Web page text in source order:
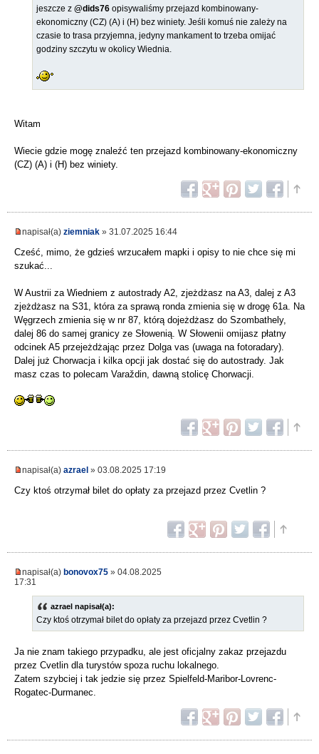
jeszcze z @dids76 opisywaliśmy przejazd kombinowany-
ekonomiczny (CZ) (A) i (H) bez winiety. Jeśli komuś nie zależy na
czasie to trasa przyjemna, jedyny mankament to trzeba omijać
godziny szczytu w okolicy Wiednia.
Witam
Wiecie gdzie mogę znaleźć ten przejazd kombinowany-ekonomiczny
(CZ) (A) i (H) bez winiety.
napisał(a) ziemniak » 31.07.2025 16:44
Cześć, mimo, że gdzieś wrzucałem mapki i opisy to nie chce się mi
szukać...
W Austrii za Wiedniem z autostrady A2, zjeżdżasz na A3, dalej z A3
zjeżdżasz na S31, która za sprawą ronda zmienia się w drogę 61a. Na
Węgrzech zmienia się w nr 87, którą dojeżdżasz do Szombathely,
dalej 86 do samej granicy ze Słowenią. W Słowenii omijasz płatny
odcinek A5 przejeżdżając przez Dolga vas (uwaga na fotoradary).
Dalej już Chorwacja i kilka opcji jak dostać się do autostrady. Jak
masz czas to polecam Varaždin, dawną stolicę Chorwacji.
napisał(a) azrael » 03.08.2025 17:19
Czy ktoś otrzymał bilet do opłaty za przejazd przez Cvetlin ?
napisał(a) bonovox75 » 04.08.2025
17:31
azrael napisał(a):
Czy ktoś otrzymał bilet do opłaty za przejazd przez Cvetlin ?
Ja nie znam takiego przypadku, ale jest oficjalny zakaz przejazdu
przez Cvetlin dla turystów spoza ruchu lokalnego.
Zatem szybciej i tak jedzie się przez Spielfeld-Maribor-Lovrenc-
Rogatec-Durmanec.